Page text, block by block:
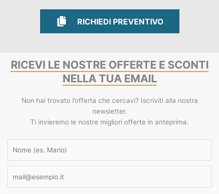
RICHIEDI PREVENTIVO
RICEVI LE NOSTRE OFFERTE E SCONTI
NELLA TUA EMAIL
Non hai trovato l’offerta che cercavi? Iscriviti alla nostra
newsletter.
Ti invieremo le nostre migliori offerte in anteprima.